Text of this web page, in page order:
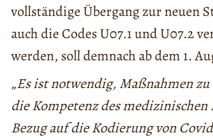
vollständige Übergang zur neuen
auch die Codes U07.1 und U07.2
werden, soll demnach ab dem 1.
„Es ist notwendig, Maßnahmen
die Kompetenz des medizinischen
Bezug auf die Kodierung von